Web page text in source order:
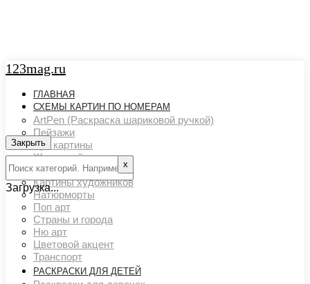
123mag.ru
ГЛАВНАЯ
СХЕМЫ КАРТИН ПО НОМЕРАМ
ArtPen (Раскраска шариковой ручкой)
Пейзажи
Арт картины
Животный мир
Люди
Картины художников
Натюрморты
Поп арт
Страны и города
Ню арт
Цветовой акцент
Транспорт
РАСКРАСКИ ДЛЯ ДЕТЕЙ
Закрыть
х
Загрузка...